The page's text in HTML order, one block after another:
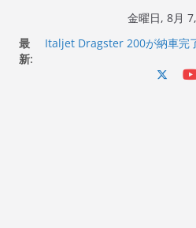
金曜日, 8月
最
新:
Italjet Dragster 200が納車完